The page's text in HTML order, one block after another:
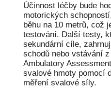
Účinnost léčby bude
motorických
běhu na 10 metrů, což
testování. Další testy,
sekundární cíle,
schodů nebo vstávání
Ambulatory
svalové hmoty pomocí
měření svalové síly.